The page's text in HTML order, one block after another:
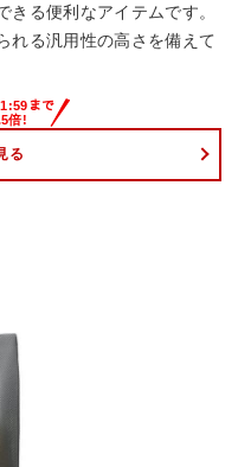
きる便利なアイテムです。
れる汎用性の高さを備えて
る